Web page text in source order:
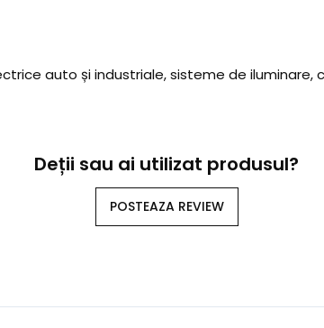
auto și industriale, sisteme de iluminare,
Deții sau ai utilizat produsul?
POSTEAZA REVIEW